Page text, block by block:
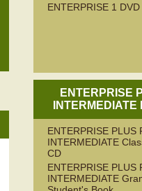
ENTERPRISE 1 DVD
ENTERPRISE
INTERMEDIATE
ENTERPRISE PLUS
INTERMEDIATE
CD
ENTERPRISE PLUS
INTERMEDIATE